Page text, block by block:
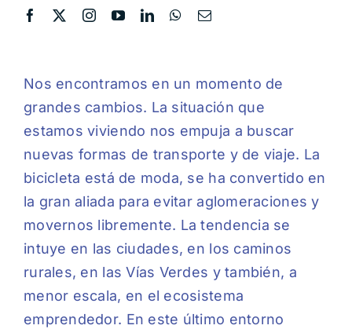
Nos encontramos en un momento de
grandes cambios. La situación que
estamos viviendo nos empuja a buscar
nuevas formas de transporte y de viaje. La
bicicleta está de moda, se ha convertido en
la gran aliada para evitar aglomeraciones y
movernos libremente. La tendencia se
intuye en las ciudades, en los caminos
rurales, en las Vías Verdes y también, a
menor escala, en el ecosistema
emprendedor. En este último entorno